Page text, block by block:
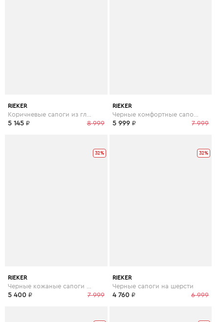
RIEKER
8 999
5 145 ₽
RIEKER
Черные комфортные сапоги на шерсти
7 999
5 999 ₽
32%
RIEKER
7 999
5 400 ₽
32%
RIEKER
Черные сапоги на шерсти
6 999
4 760 ₽